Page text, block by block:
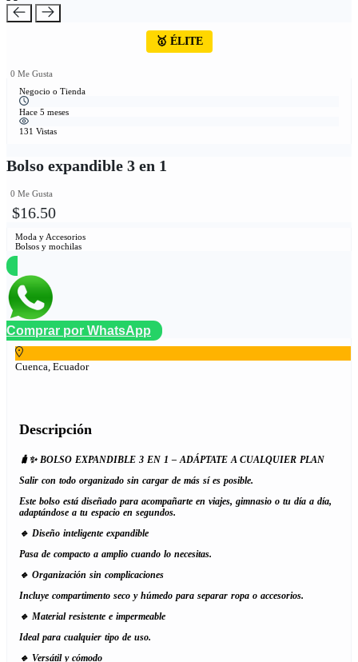
🥇 ÉLITE
0 Me Gusta
Negocio o Tienda
Hace 5 meses
131 Vistas
Bolso expandible 3 en 1
0 Me Gusta
$16.50
Moda y Accesorios
Bolsos y mochilas
Comprar por WhatsApp
Cuenca, Ecuador
Descripción
🧳✨ BOLSO EXPANDIBLE 3 EN 1 – ADÁPTATE A CUALQUIER PLAN
Salir con todo organizado sin cargar de más sí es posible.
Este bolso está diseñado para acompañarte en viajes, gimnasio o tu día a día,
adaptándose a tu espacio en segundos.
🔹 Diseño inteligente expandible
Pasa de compacto a amplio cuando lo necesitas.
🔹 Organización sin complicaciones
Incluye compartimento seco y húmedo para separar ropa o accesorios.
🔹 Material resistente e impermeable
Ideal para cualquier tipo de uso.
🔹 Versátil y cómodo